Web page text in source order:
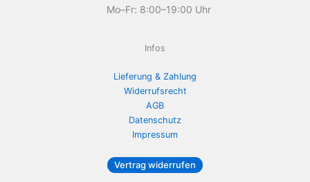
Mo–Fr: 8:00–19:00 Uhr
Infos
Lieferung & Zahlung
Widerrufsrecht
AGB
Datenschutz
Impressum
Vertrag widerrufen